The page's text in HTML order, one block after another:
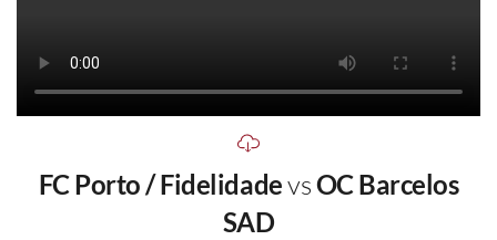
FC Porto / FidelidadevsOC Barcelos
SAD